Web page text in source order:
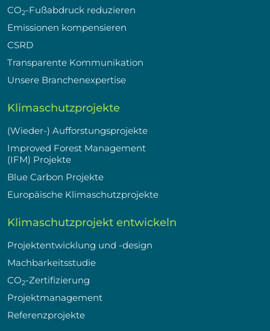
CO2-Fußabdruck reduzieren
Emissionen kompensieren
CSRD
Transparente Kommunikation
Unsere Branchenexpertise
Klimaschutzprojekte
(Wieder-) Aufforstungsprojekte
Improved Forest Management
(IFM) Projekte
Blue Carbon Projekte
Europäische Klimaschutzprojekte
Klimaschutzprojekt entwickeln
Projektentwicklung und -design
Machbarkeitsstudie
CO2-Zertifizierung
Projektmanagement
Referenzprojekte